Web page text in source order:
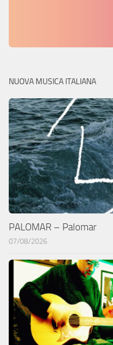
NUOVA MUSICA ITALIANA
PALOMAR – Palomar
07/08/2026